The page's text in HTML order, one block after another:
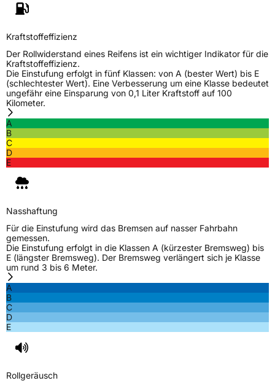
Kraftstoffeffizienz
Der Rollwiderstand eines Reifens ist ein wichtiger Indikator für die
Kraftstoffeffizienz.
Die Einstufung erfolgt in fünf Klassen: von A (bester Wert) bis E
(schlechtester Wert). Eine Verbesserung um eine Klasse bedeutet
ungefähr eine Einsparung von 0,1 Liter Kraftstoff auf 100
Kilometer.
A
B
C
D
E
Nasshaftung
Für die Einstufung wird das Bremsen auf nasser Fahrbahn
gemessen.
Die Einstufung erfolgt in die Klassen A (kürzester Bremsweg) bis
E (längster Bremsweg). Der Bremsweg verlängert sich je Klasse
um rund 3 bis 6 Meter.
A
B
C
D
E
Rollgeräusch